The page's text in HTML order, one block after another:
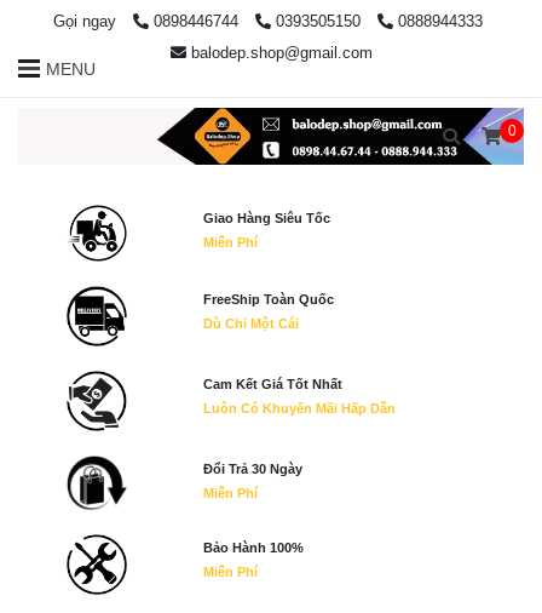
Gọi ngay 0898446744 0393505150
0888944333
balodep.shop@gmail.com
MENU
0
Giao Hàng Siêu Tốc
Miễn Phí
FreeShip Toàn Quốc
Dù Chỉ Một Cái
Cam Kết Giá Tốt Nhất
Luôn Có Khuyến Mãi Hấp Dẫn
Đổi Trả 30 Ngày
Miễn Phí
Bảo Hành 100%
Miễn Phí